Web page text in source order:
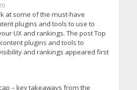
at some of the must-have
plugins and tools to use to
UX and rankings. The post Top
plugins and tools to
and rankings appeared first
– key takeaways from the